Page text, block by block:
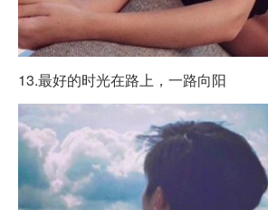
13.最好的时光在路上，一路向阳